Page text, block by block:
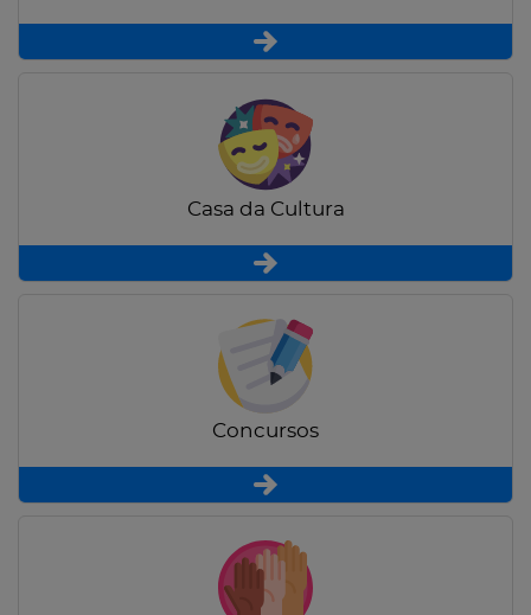
Casa da Cultura
Concursos